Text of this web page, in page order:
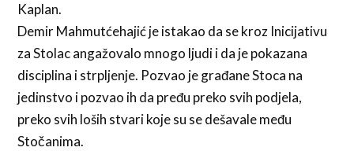
Kaplan.
Demir Mahmutćehajić je istakao da se kroz Inicijativu
za Stolac angažovalo mnogo ljudi i da je pokazana
disciplina i strpljenje. Pozvao je građane Stoca na
jedinstvo i pozvao ih da pređu preko svih podjela,
preko svih loših stvari koje su se dešavale među
Stočanima.